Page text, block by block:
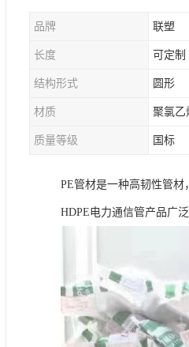
品牌 联塑
长度 可定制
结构形式 圆形
材质 聚氯乙
质量等级 国标
PE管材是一种高韧性管材
HDPE电力通信管产品广